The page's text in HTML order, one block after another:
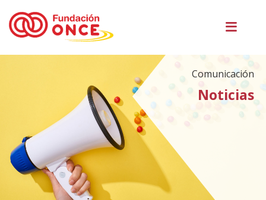
principal
Comunicación
Noticias